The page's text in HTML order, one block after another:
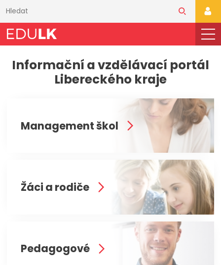
obsahu
Informační a vzdělávací portál
Libereckého kraje
Management škol
Žáci a rodiče
Pedagogové